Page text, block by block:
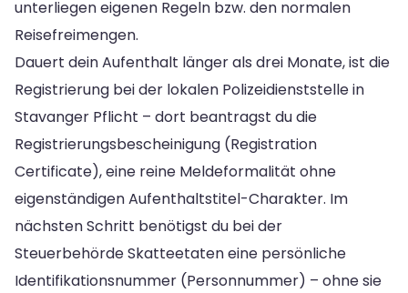
unterliegen eigenen Regeln bzw. den normalen
Reisefreimengen.
Dauert dein Aufenthalt länger als drei Monate, ist die
Registrierung bei der lokalen Polizeidienststelle in
Stavanger Pflicht – dort beantragst du die
Registrierungsbescheinigung (Registration
Certificate), eine reine Meldeformalität ohne
eigenständigen Aufenthaltstitel-Charakter. Im
nächsten Schritt benötigst du bei der
Steuerbehörde Skatteetaten eine persönliche
Identifikationsnummer (Personnummer) – ohne sie